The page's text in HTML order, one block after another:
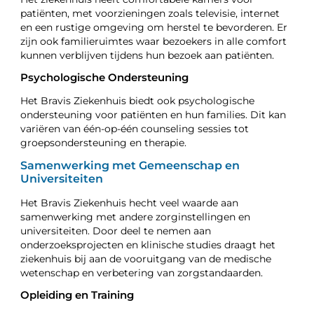
patiënten, met voorzieningen zoals televisie, internet
en een rustige omgeving om herstel te bevorderen. Er
zijn ook familieruimtes waar bezoekers in alle comfort
kunnen verblijven tijdens hun bezoek aan patiënten.
Psychologische Ondersteuning
Het Bravis Ziekenhuis biedt ook psychologische
ondersteuning voor patiënten en hun families. Dit kan
variëren van één-op-één counseling sessies tot
groepsondersteuning en therapie.
Samenwerking met Gemeenschap en
Universiteiten
Het Bravis Ziekenhuis hecht veel waarde aan
samenwerking met andere zorginstellingen en
universiteiten. Door deel te nemen aan
onderzoeksprojecten en klinische studies draagt het
ziekenhuis bij aan de vooruitgang van de medische
wetenschap en verbetering van zorgstandaarden.
Opleiding en Training